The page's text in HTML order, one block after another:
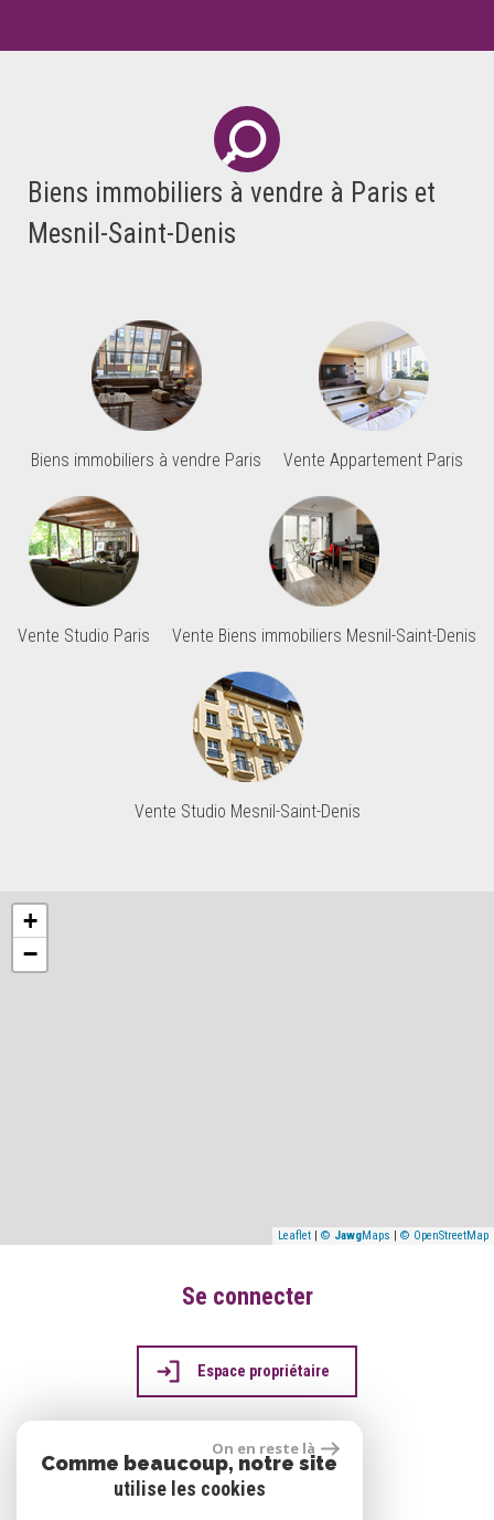
Biens immobiliers à vendre à Paris et
Mesnil-Saint-Denis
Biens immobiliers à vendre Paris Vente Appartement Paris
Vente Studio Paris Vente Biens immobiliers Mesnil-Saint-Denis
Vente Studio Mesnil-Saint-Denis
+
−
Leaflet | © JawgMaps | © OpenStreetMap
Se connecter
Espace propriétaire
réalisé par
On en reste là
Comme beaucoup, notre site
utilise les cookies